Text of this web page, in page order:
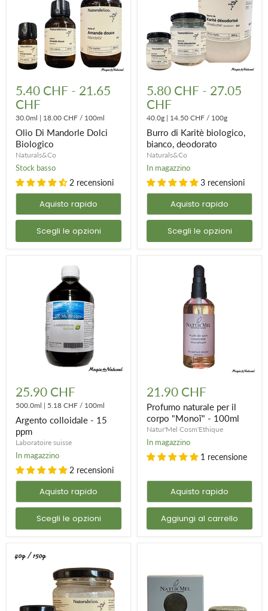
Di
Mandorle
Dolci
Biologico
5.40 CHF - 21.65
CHF
30.0ml | 18.00 CHF / 100ml
Olio Di Mandorle Dolci
Biologico
Naturals&Co
Stock basso
2 recensioni
Aquisto rapido
Scegli le opzioni
di
Karitè
biologico,
bianco,
deodorato
5.80 CHF - 27.05
CHF
40.0g | 14.50 CHF / 100g
Burro di Karitè biologico,
bianco, deodorato
Naturals&Co
In magazzino
3 recensioni
Aquisto rapido
Scegli le opzioni
colloidale
15
ppm
25.90 CHF
500.0ml | 5.18 CHF / 100ml
Argento colloidale - 15
ppm
Laboratoire suisse
In magazzino
2 recensioni
Aquisto rapido
Scegli le opzioni
naturale
per
corpo
"Monoï"
100ml
21.90 CHF
Profumo naturale per il
corpo "Monoï" - 100ml
Natur'Mel Cosm'Ethique
In magazzino
1 recensione
Aquisto rapido
Aggiungi al carrello